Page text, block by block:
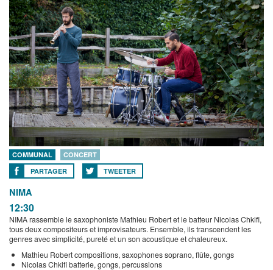
COMMUNAL
CONCERT
PARTAGER
TWEETER
NIMA
12:30
NIMA rassemble le saxophoniste Mathieu Robert et le batteur Nicolas Chkifi,
tous deux compositeurs et improvisateurs. Ensemble, ils transcendent les
genres avec simplicité, pureté et un son acoustique et chaleureux.
Mathieu Robert compositions, saxophones soprano, flûte, gongs
Nicolas Chkifi batterie, gongs, percussions